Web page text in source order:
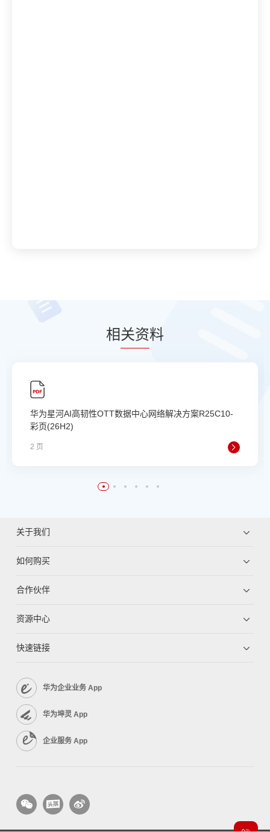
相关资料
华为星河AI高韧性OTT数据中心网络解决方案R25C10-
彩页(26H2)
2 页
关于我们
如何购买
合作伙伴
资源中心
快速链接
华为企业业务 App
华为坤灵 App
企业服务 App